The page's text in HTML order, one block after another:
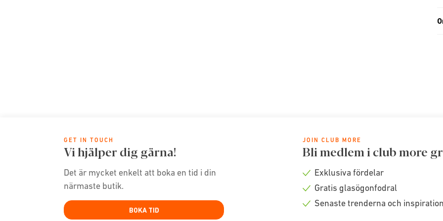
GET IN TOUCH
Vi hjälper dig gärna!
Det är mycket enkelt att boka en tid i din
närmaste butik.
BOKA TID
JOIN CLUB MORE
Bli medlem i club more
Check
Exklusiva fördelar
Check
Gratis glasögonfodral
Senaste trenderna och inspiration